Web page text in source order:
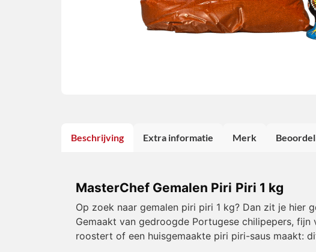
Beschrijving Extra informatie Merk
MasterChef Gemalen Piri Piri 1 kg
Op zoek naar gemalen piri piri 1 kg? Dan zit je
Gemaakt van gedroogde Portugese chilipepers,
roostert of een huisgemaakte piri piri-saus maakt: